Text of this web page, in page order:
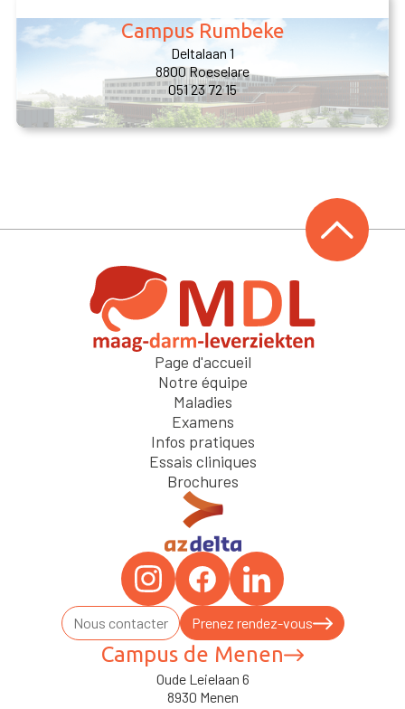
Campus Rumbeke
Deltalaan 1
8800 Roeselare
051 23 72 15
Page d'accueil
Notre équipe
Maladies
Examens
Infos pratiques
Essais cliniques
Brochures
Campus de Menen
Oude Leielaan 6
8930 Menen
Prenez rendez-vous
Nous contacter